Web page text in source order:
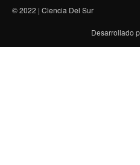
© 2022 | Ciencia Del Sur
Desarrollado